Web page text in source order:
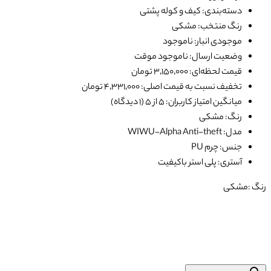
دسته‌بندی: کیف و کوله پشتی
رنگ منتخب: مشکی
موجودی انبار: ناموجود
وضعیت ارسال: ناموجود موقت
قیمت لحظه‌ای: ۳٬۱۵۰٬۰۰۰ تومان
تخفیف نسبت به قیمت اصلی: ۴٬۳۳۱٬۰۰۰ تومان
میانگین امتیاز کاربران: ۵ از ۵ (۱ دیدگاه)
رنگ: مشکی
مدل: WIWU-Alpha Anti-theft
جنس: چرم PU
آستری: پلی استر باکیفیت
رنگ :مشکی